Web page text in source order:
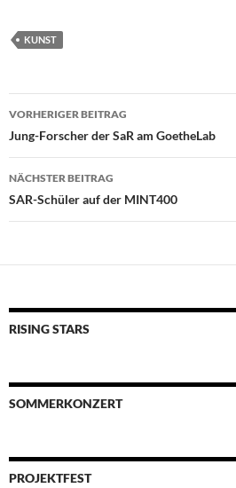
KUNST
Beitragsnavigation
VORHERIGER BEITRAG
Jung-Forscher der SaR am GoetheLab
NÄCHSTER BEITRAG
SAR-Schüler auf der MINT400
RISING STARS
SOMMERKONZERT
PROJEKTFEST